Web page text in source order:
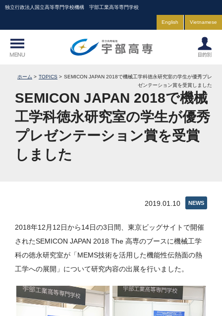
独立行政法人国立高等専門学校機構 宇部工業高等専門学校
English Vietnamese
ホーム TOPICS
SEMICON JAPAN 2018で機械工学科徳永研究室の学生が優秀プレ
ゼンテーション賞を受賞しました
SEMICON JAPAN 2018で機械
工学科徳永研究室の学生が優秀
プレゼンテーション賞を受賞
しました
NEWS
2019.01.10
2018年12月12日から14日の3日間、東京ビッグサイトで開催
されたSEMICON JAPAN 2018 The 高専のブースに機械工学
科の徳永研究室が「MEMS技術を活用した機能性伝熱面の熱
工学への展開」について研究内容の出展を行いました。